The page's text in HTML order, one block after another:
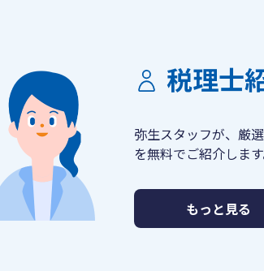
税理士
弥生スタッフが、厳
を無料でご紹介しま
もっと見る